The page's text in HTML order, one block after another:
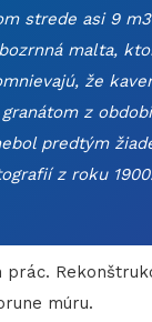
strede asi 9
malta,
že
z
predtým
z roku 1900.
prác.
múru.